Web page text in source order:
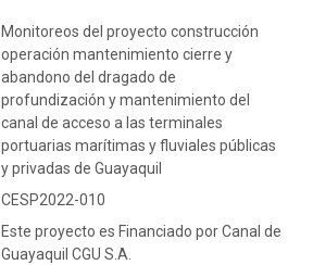
Monitoreos del proyecto construcción
operación mantenimiento cierre y
abandono del dragado de
profundización y mantenimiento del
canal de acceso a las terminales
portuarias marítimas y fluviales públicas
y privadas de Guayaquil
CESP2022-010
Este proyecto es Financiado por Canal de
Guayaquil CGU S.A.